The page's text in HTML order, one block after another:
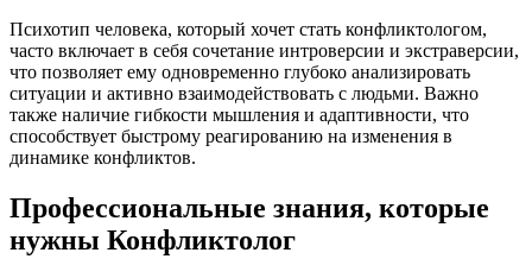
Психотип человека, который хочет стать конфликтологом,
часто включает в себя сочетание интроверсии и экстраверсии,
что позволяет ему одновременно глубоко анализировать
ситуации и активно взаимодействовать с людьми. Важно
также наличие гибкости мышления и адаптивности, что
способствует быстрому реагированию на изменения в
динамике конфликтов.
Профессиональные знания, которые
нужны Конфликтолог